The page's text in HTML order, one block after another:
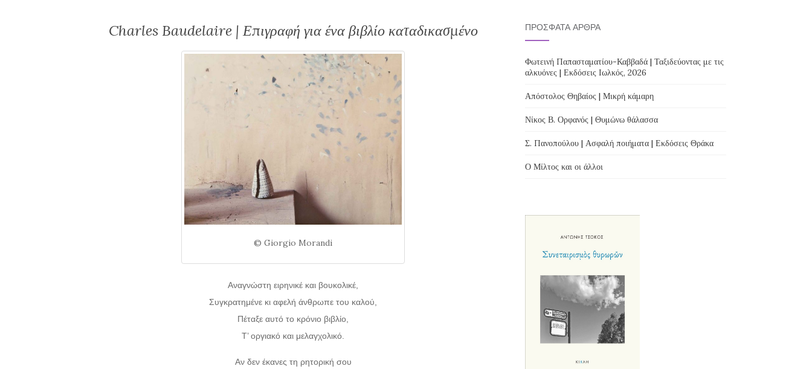
Charles Baudelaire | Επιγραφή για ένα βιβλίο καταδικασμένο
© Giorgio Morandi
Αναγνώστη ειρηνικέ και βουκολικέ,
Συγκρατημένε κι αφελή άνθρωπε του καλού,
Πέταξε αυτό το κρόνιο βιβλίο,
Τ’ οργιακό και μελαγχολικό.
Αν δεν έκανες τη ρητορική σου
ΠΡΌΣΦΑΤΑ ΆΡΘΡΑ
Φωτεινή Παπασταματίου-Καββαδά | Ταξιδεύοντας με τις
αλκυόνες | Εκδόσεις Ιωλκός, 2026
Απόστολος Θηβαίος | Μικρή κάμαρη
Νίκος Β. Ορφανός | Θυμώνω θάλασσα
Σ. Πανοπούλου | Ασφαλή ποιήματα | Εκδόσεις Θράκα
Ο Μίλτος και οι άλλοι